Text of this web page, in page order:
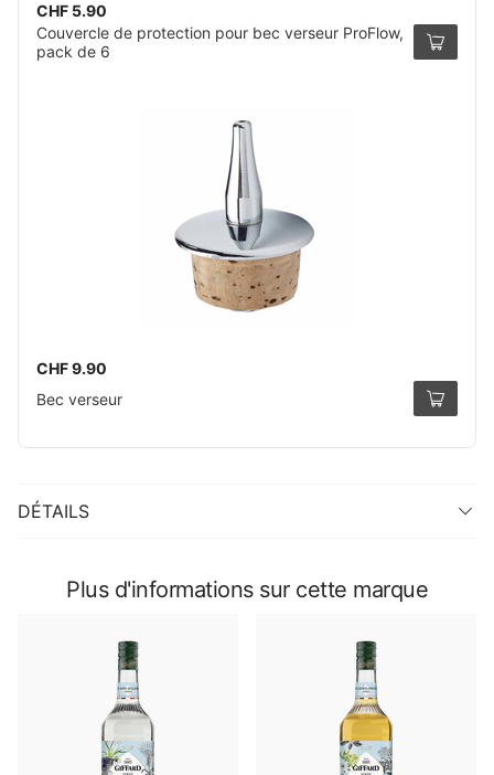
CHF 5.90
Couvercle de protection pour bec verseur ProFlow,
pack de 6
CHF 9.90
Bec verseur
DÉTAILS
Plus d'informations sur cette marque